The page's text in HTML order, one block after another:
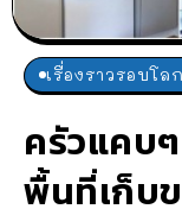
เรื่องราวรอบโลก
ครัวแคบ
พื้นที่เก็บ